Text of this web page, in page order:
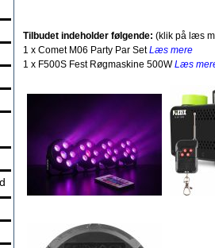
Tilbudet indeholder følgende: (klik på læs
1 x Comet M06 Party Par SetLæs mere
1 x F500S Fest Røgmaskine 500WLæs